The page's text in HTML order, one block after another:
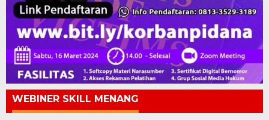
WEBINER SKILL MENANG